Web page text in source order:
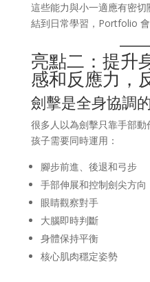
這些能力與小一適應有密
結到日常學習，Portfolio 會
亮點二：提升
感和反應力，
劍擊是全身協調
很多人以為劍擊只靠手部動
孩子需要同時運用：
腳步前進、後退和弓步
手部伸展和控制劍尖方向
眼睛觀察對手
大腦即時判斷
身體保持平衡
核心肌肉穩定姿勢